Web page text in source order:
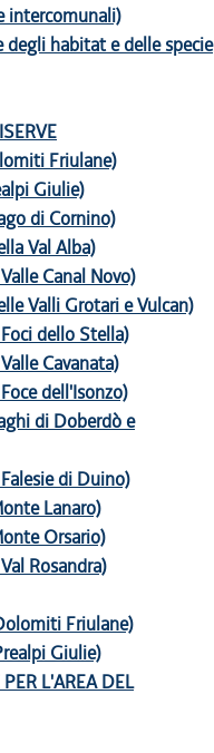
intercomunali)
degli habitat e delle specie
Friulane)
Giulie)
di Cornino)
Val Alba)
Canal Novo)
Valli Grotari e Vulcan)
dello Stella)
Cavanata)
dell'Isonzo)
di Doberdò e
di Duino)
Lanaro)
Orsario)
Rosandra)
Friulane)
Giulie)
L'AREA DEL